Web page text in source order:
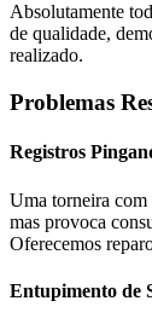
Absolutamente
de qualidade,
realizado.
Problemas
Registros
Uma torneira com
mas provoca
Oferecemos
Entupimento de